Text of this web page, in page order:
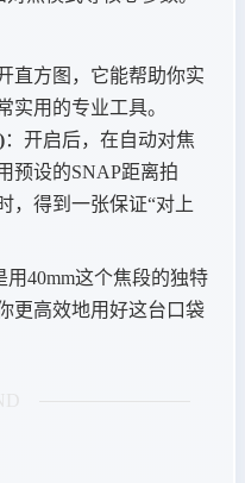
直方图，它能帮助你实
实用的专业工具。
：开启后，在自动对焦
预设的SNAP距离拍
，得到一张保证“对上
40mm这个焦段的独特
更高效地用好这台口袋